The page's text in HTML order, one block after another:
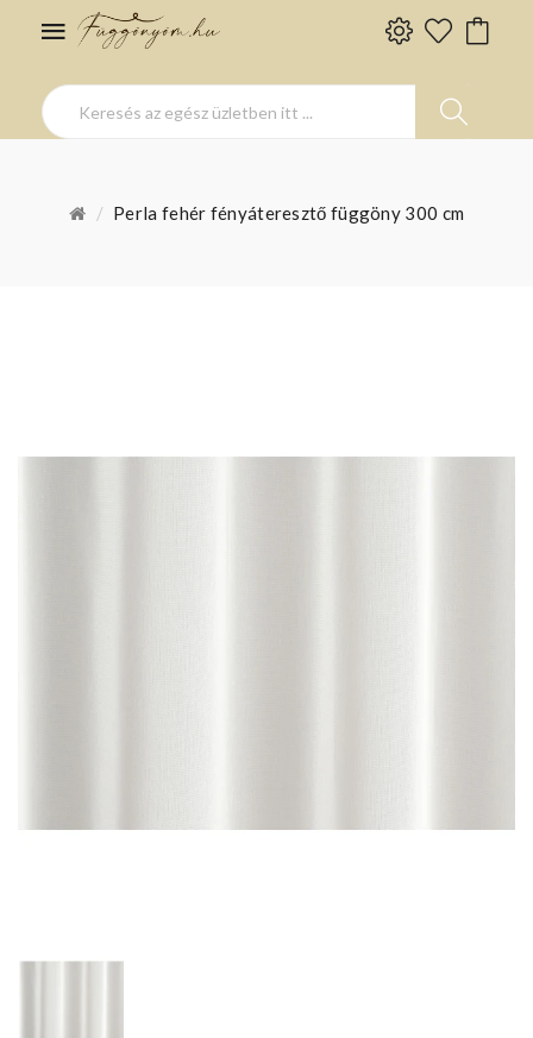
Perla fehér fényáteresztő függöny 300 cm